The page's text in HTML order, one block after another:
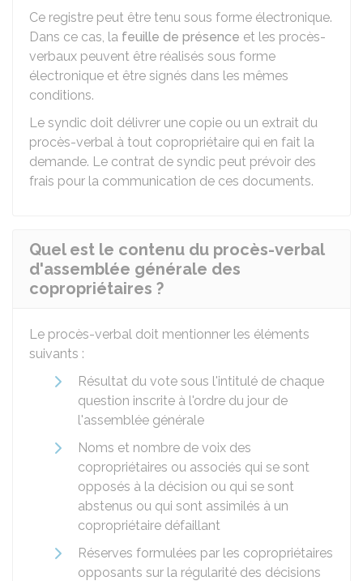
Ce registre peut être tenu sous forme électronique.
Dans ce cas, la feuille de présence et les procès-
verbaux peuvent être réalisés sous forme
électronique et être signés dans les mêmes
conditions.
Le syndic doit délivrer une copie ou un extrait du
procès-verbal à tout copropriétaire qui en fait la
demande. Le contrat de syndic peut prévoir des
frais pour la communication de ces documents.
Quel est le contenu du procès-verbal
d'assemblée générale des
copropriétaires ?
Le procès-verbal doit mentionner les éléments
suivants :
Résultat du vote sous l'intitulé de chaque
question inscrite à l'ordre du jour de
l'assemblée générale
Noms et nombre de voix des
copropriétaires ou associés qui se sont
opposés à la décision ou qui se sont
abstenus ou qui sont assimilés à un
copropriétaire défaillant
Réserves formulées par les copropriétaires
opposants sur la régularité des décisions